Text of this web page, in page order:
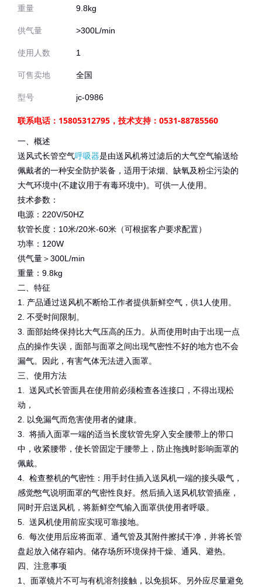
重量 9.8kg
供气量 >300L/min
使用人数 1
可售卖地 全国
型号 jc-0986
联系电话：15805312795，技术支持：0531-88785560
一、概述
送风式长管空气呼吸器是由送风机将过滤后的大气空气输送给
佩戴者的一种安全防护装备，适用于浓烟、缺氧及粉尘污染的
大气环境中(不建议用于有毒环境中)。可供一人使用。
技术参数：
电源：220V/50HZ
软管长度：10米/20米-60米（可根据客户要求配置）
功率：120W
供气量＞300L/min
重量：9.8kg
二、特征
1. 产品通过送风机不断给工作者提供新鲜空气，供1人使用。
2. 不受时间限制。
3. 面部始终保持比大气压高的压力。从而使用时由于出现一点
点的操作失误，面部与面罩之间出现气密性不好的地方也不会
漏气。因此，有害气体无法进入面罩。
三、使用方法
1. 送风式长管面具在使用前必须检查各连接口，不得出现松
动，
2. 以免漏气而危害使用者的健康。
3. 将插入面罩一端的适当长度软管先穿入安全腰带上的带口
中，收紧腰带，使长管固定于腰带上，防止拖拽时影响面罩的
佩戴。
4. 检查整机的气密性：用手封住插入送风机一端的接头吸气，
感觉憋气说明面罩的气密性良好。然后插入送风机软管插座，
同时开启送风机，将新鲜空气输入面罩供使用者呼吸。
5. 送风机使用前应实现可靠接地。
6. 每次使用后应将面罩、通气管及其附件擦拭干净，并将长管
盘起放入储存箱内。储存场所环境保持干燥、通风、避热。
四、注意事项
1、面罩镜片不可与有机溶剂接触，以免损坏。另外应尽量避免